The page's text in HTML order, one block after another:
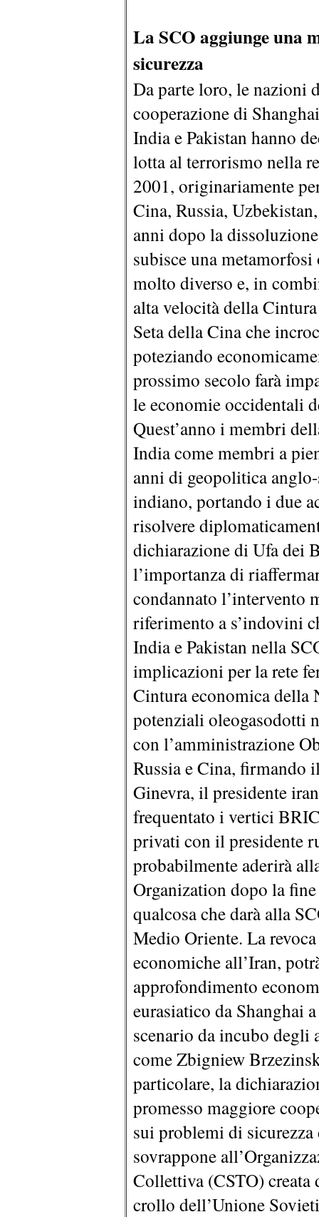
La SCO aggiunge una
sicurezza
Da parte loro, le nazioni
cooperazione di
India e Pakistan hanno
lotta al terrorismo nella
2001, originariamente
Cina, Russia,
anni dopo la
subisce una
molto diverso e, in
alta velocità della
Seta della Cina che
poteziando
prossimo secolo farà
le economie occidentali
Quest’anno i membri
India come membri a
anni di geopolitica
indiano, portando i due
risolvere
dichiarazione di Ufa dei
l’importanza di
condannato l’intervento
riferimento a s’indovini
India e Pakistan nella
implicazioni per la rete
Cintura economica della
potenziali oleogasodotti
con l’amministrazione
Russia e Cina, firmando
Ginevra, il presidente
frequentato i vertici
privati con il presidente
probabilmente aderirà
Organization dopo la
qualcosa che darà alla
Medio Oriente. La
economiche all’Iran,
approfondimento
eurasiatico da Shanghai
scenario da incubo
come Zbigniew
particolare, la
promesso maggiore
sui problemi di
sovrappone
Collettiva (CSTO)
crollo dell’Unione